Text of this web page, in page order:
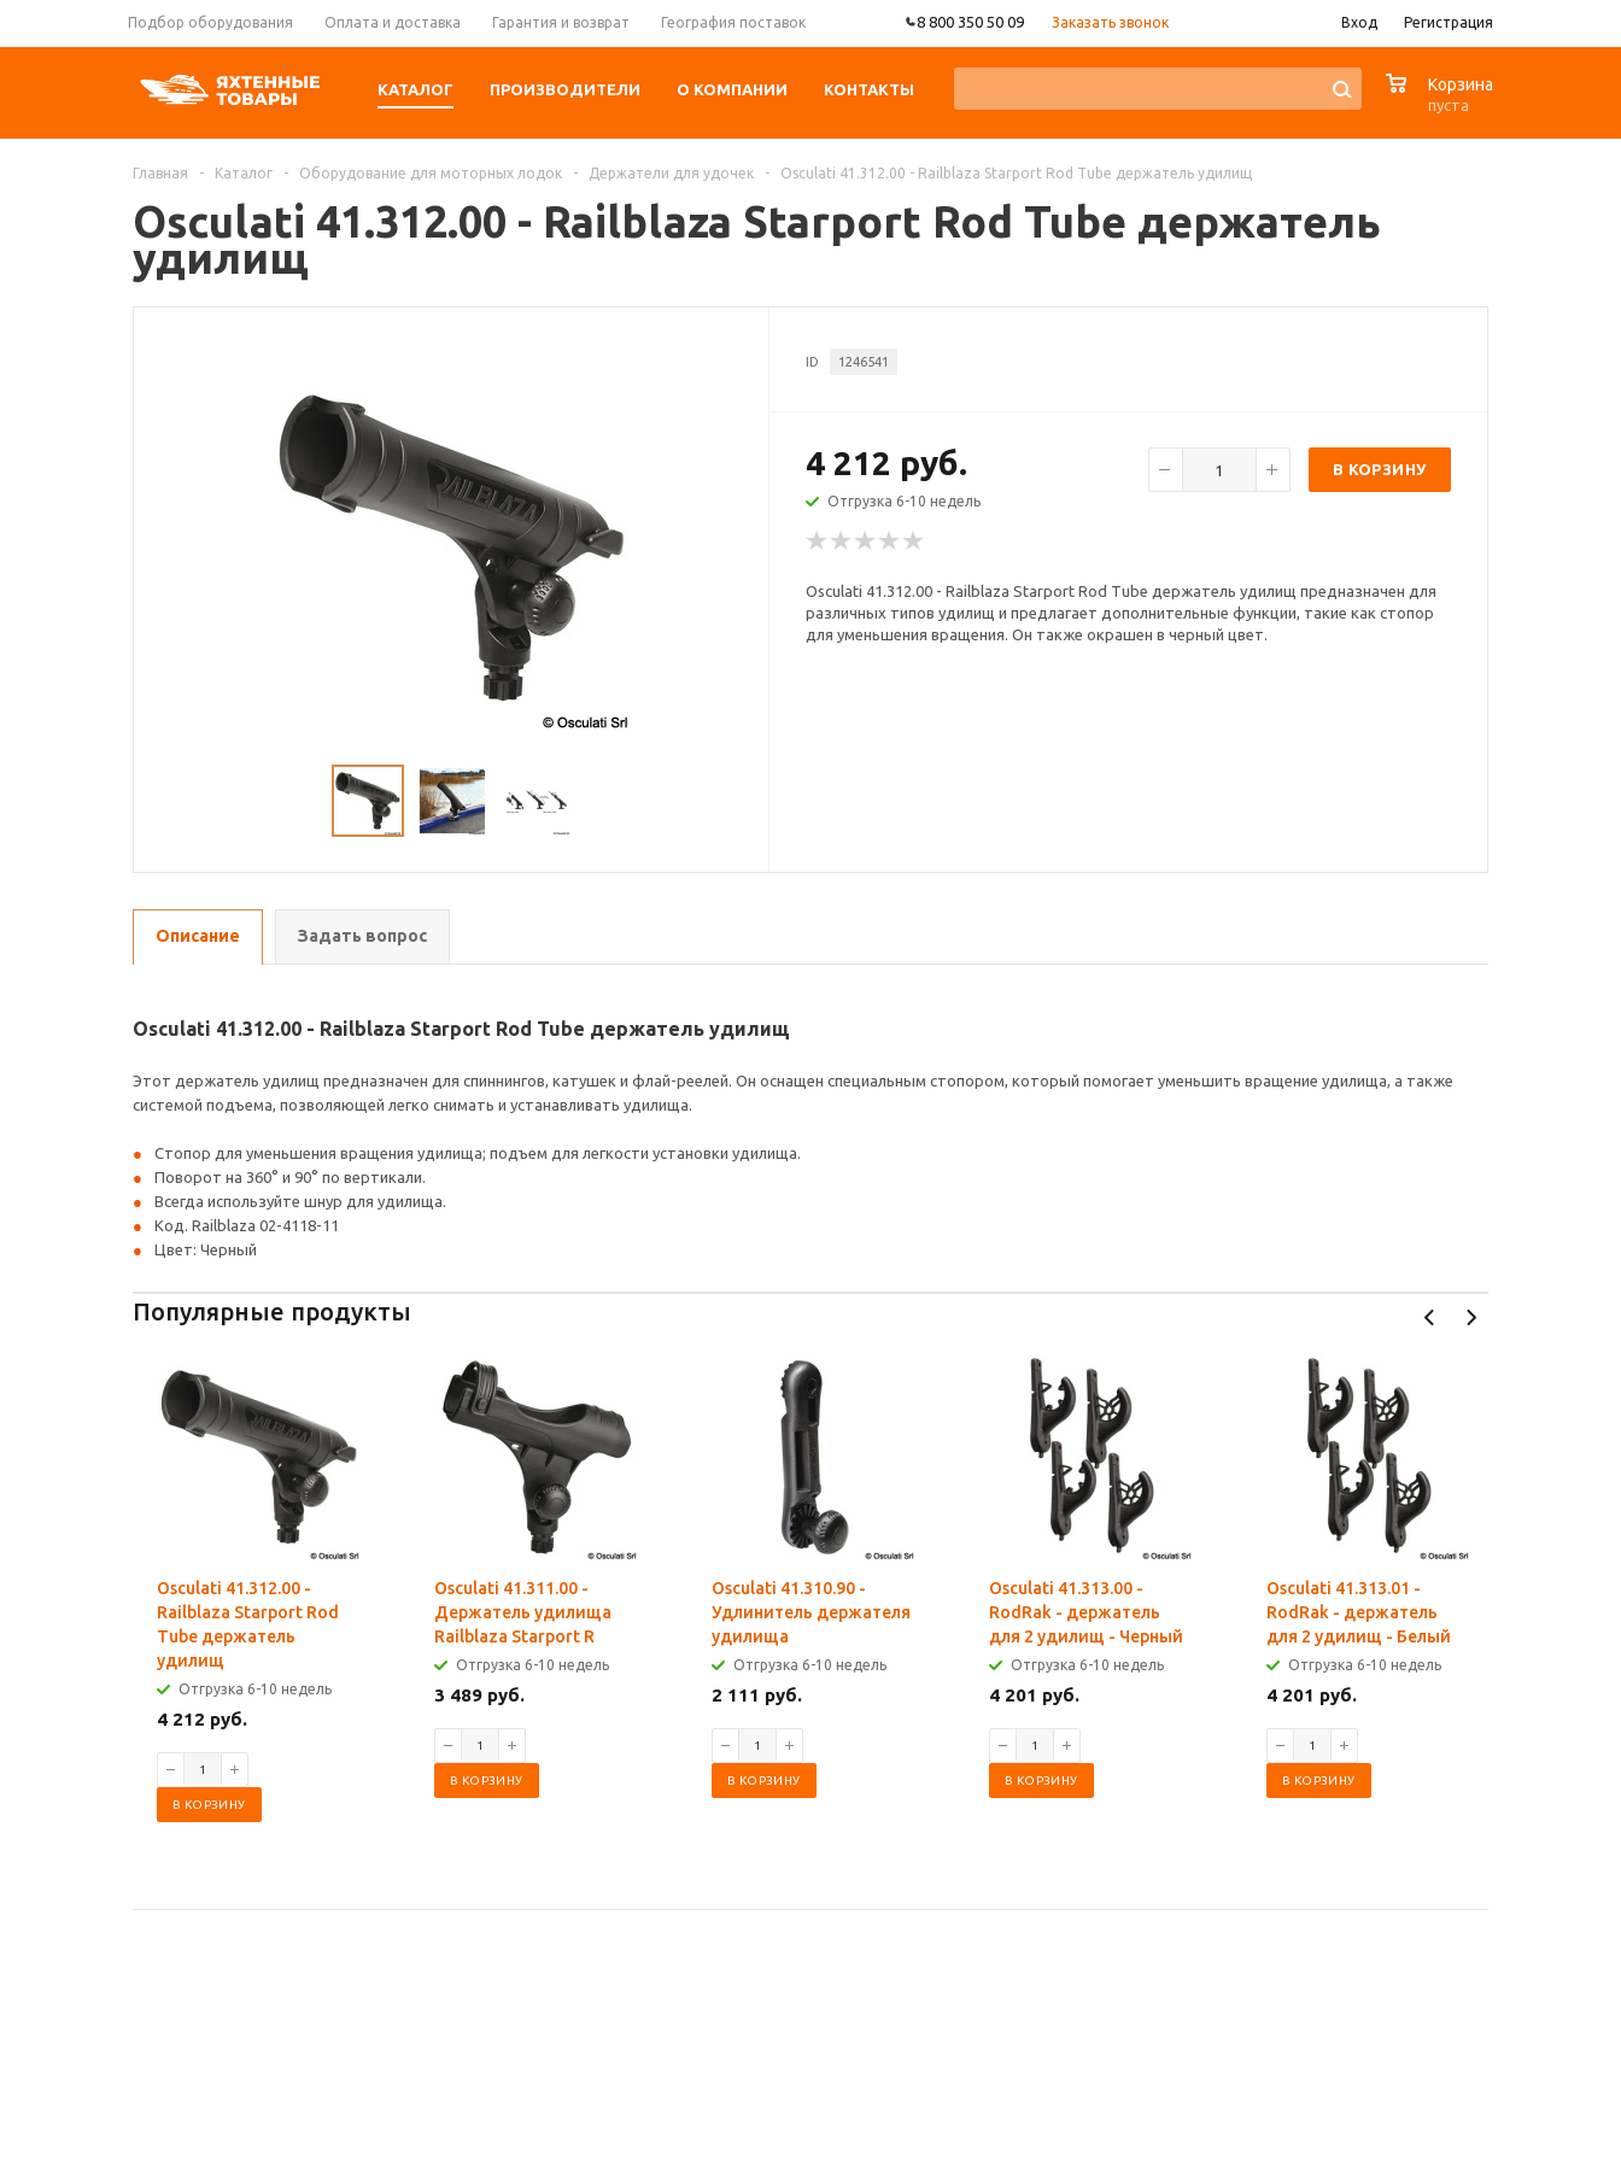
Подбор оборудования Оплата и доставка Гарантия и возврат География поставок 8 800 350 50 09 Заказать звонок Вход Регистрация
КАТАЛОГ ПРОИЗВОДИТЕЛИ О КОМПАНИИ КОНТАКТЫ Корзина
пуста
Главная - Каталог - Оборудование для моторных лодок - Держатели для удочек - Osculati 41.312.00 - Railblaza Starport Rod Tube держатель удилищ
Osculati 41.312.00 - Railblaza Starport Rod Tube держатель
удилищ
ID 1246541
4 212 руб.
Отгрузка 6-10 недель
В КОРЗИНУ
Osculati 41.312.00 - Railblaza Starport Rod Tube держатель удилищ предназначен для
различных типов удилищ и предлагает дополнительные функции, такие как стопор
для уменьшения вращения. Он также окрашен в черный цвет.
Описание Задать вопрос
Osculati 41.312.00 - Railblaza Starport Rod Tube держатель удилищ
Этот держатель удилищ предназначен для спиннингов, катушек и флай-реелей. Он оснащен специальным стопором, который помогает уменьшить вращение удилища, а также
системой подъема, позволяющей легко снимать и устанавливать удилища.
Стопор для уменьшения вращения удилища; подъем для легкости установки удилища.
Поворот на 360° и 90° по вертикали.
Всегда используйте шнур для удилища.
Код. Railblaza 02-4118-11
Цвет: Черный
Популярные продукты
Osculati 41.312.00 -
Railblaza Starport Rod
Tube держатель
удилищ
Отгрузка 6-10 недель
4 212 руб.
В КОРЗИНУ
Osculati 41.311.00 -
Держатель удилища
Railblaza Starport R
Отгрузка 6-10 недель
3 489 руб.
В КОРЗИНУ
Osculati 41.310.90 -
Удлинитель держателя
удилища
Отгрузка 6-10 недель
2 111 руб.
В КОРЗИНУ
Osculati 41.313.00 -
RodRak - держатель
для 2 удилищ - Черный
Отгрузка 6-10 недель
4 201 руб.
В КОРЗИНУ
Osculati 41.313.01 -
RodRak - держатель
для 2 удилищ - Белый
Отгрузка 6-10 недель
4 201 руб.
В КОРЗИНУ